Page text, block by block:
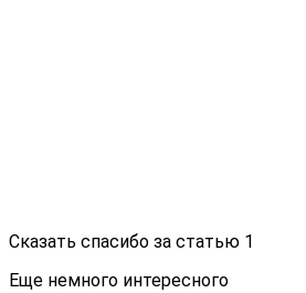
Сказать спасибо за статью 1
Еще немного интересного